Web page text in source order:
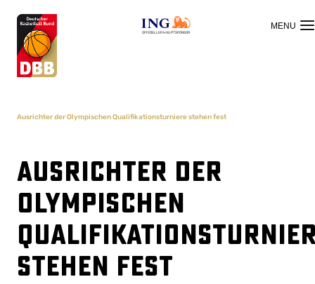
OFFIZIELLER HAUPTSPONSOR
Ausrichter der Olympischen Qualifikationsturniere stehen fest
Ausrichter der
Olympischen
stehen fest